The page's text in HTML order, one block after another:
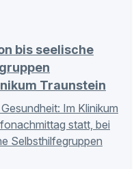
bis seelische
Traunstein
Im Klinikum
statt, bei
Selbsthilfegruppen